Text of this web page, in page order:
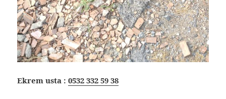
Ekrem usta :0532 332 59 38